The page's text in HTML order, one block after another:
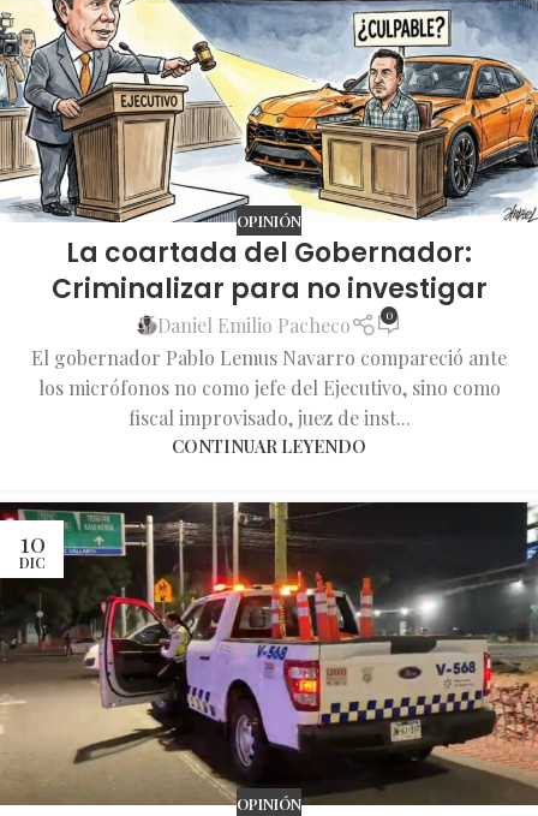
OPINIÓN
La coartada del Gobernador:
Criminalizar para no investigar
Daniel Emilio Pacheco 0
El gobernador Pablo Lemus Navarro compareció ante
los micrófonos no como jefe del Ejecutivo, sino como
fiscal improvisado, juez de inst...
CONTINUAR LEYENDO
10
DIC
OPINIÓN